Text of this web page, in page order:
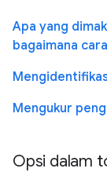
Apa yang
bagaimana
Mengukur
Opsi dalam